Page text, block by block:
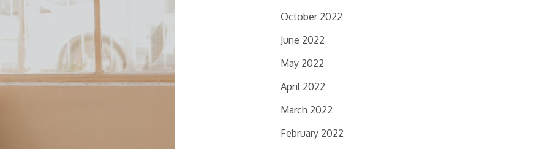
October 2022
June 2022
May 2022
April 2022
March 2022
February 2022